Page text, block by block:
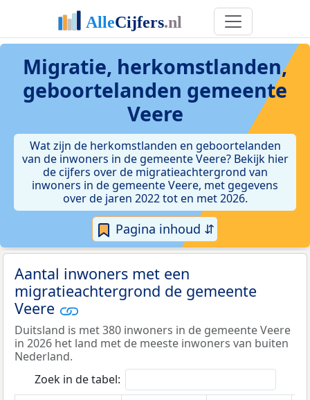
Migratie, herkomstlanden,
geboortelanden gemeente
Veere
Wat zijn de herkomstlanden en geboortelanden
van de inwoners in de gemeente Veere? Bekijk hier
de cijfers over de migratieachtergrond van
inwoners in de gemeente Veere, met gegevens
over de jaren 2022 tot en met 2026.
Pagina inhoud ⇵
Aantal inwoners met een
migratieachtergrond de gemeente
Veere
Duitsland is met 380 inwoners in de gemeente Veere
in 2026 het land met de meeste inwoners van buiten
Nederland.
Zoek in de tabel: